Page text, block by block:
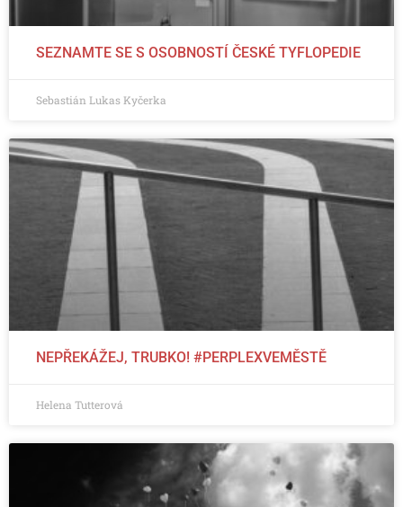
SEZNAMTE SE S OSOBNOSTÍ ČESKÉ TYFLOPEDIE
Sebastián Lukas Kyčerka
NEPŘEKÁŽEJ, TRUBKO! #PERPLEXVEMĚSTĚ
Helena Tutterová